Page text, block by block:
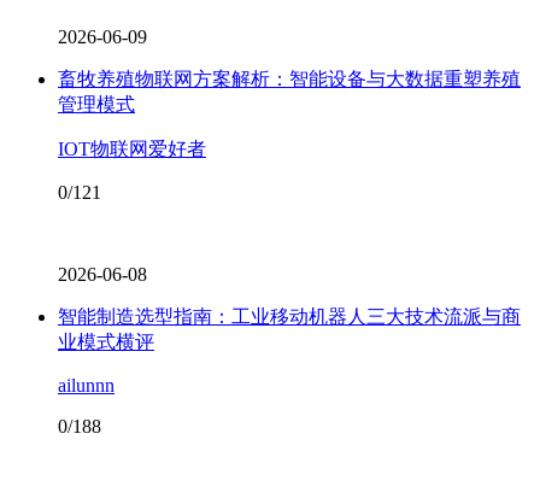
2026-06-09
畜牧养殖物联网方案解析：智能设备与大数据重塑养殖
管理模式
IOT物联网爱好者
0/121
2026-06-08
智能制造选型指南：工业移动机器人三大技术流派与商
业模式横评
ailunnn
0/188